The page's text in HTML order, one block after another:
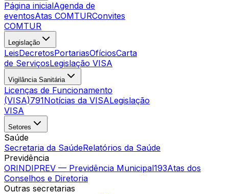
Página inicialAgenda de
eventosAtas COMTURConvites
COMTUR
Legislação
LeisDecretosPortariasOfíciosCarta
de ServiçosLegislação VISA
Vigilância Sanitária
Licenças de Funcionamento
(VISA)791Notícias da VISALegislação
VISA
Setores
Saúde
Secretaria da SaúdeRelatórios da Saúde
Previdência
ORINDIPREV — Previdência Municipal193Atas dos
Conselhos e Diretoria
Outras secretarias